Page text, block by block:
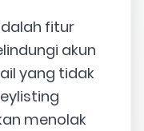
fitur
akun
yang tidak
menolak